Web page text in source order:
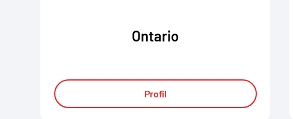
Ontario
Profil